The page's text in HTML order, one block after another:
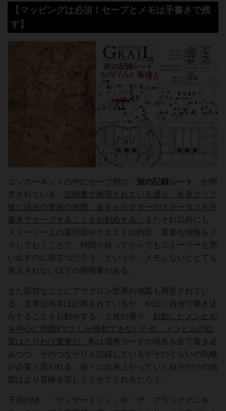
【マッピングは必須！セーブとメモは手書きで残
す】
コンポーネントの中にセーブ用の「 旅の記録シート
」が用
意されている。
説明書で推奨されている通り、各章クリア
後に現在の盤面の状態、各キャラクターのステータスを手
書きでセーブすることをお勧めする。
またそれ以外にも、
ストーリー上の選択肢やクエストの内容、重要な情報をメ
モしておくことで、時間が経ってからでもストーリーを思
い出すのに役立つだろう。というか、メモしないととても
覚えきれないほどの情報量がある。
また親切なことにアヴァロン世界の地図も用意されてい
る。主要な地名は記載されているが、やはり自分で書き込
みすることをお勧めする。上述の通り、
起動した
メンヒル
を中心に周囲9マスしか移動できないため、メンヒルの位
置はとりわけ重要だ。 私は場所カードの地名を全て書き込
みつつ、そのつながりも記録しているがそのぐらいの気概
が必要と思われる。徐々に出来上がっていく自分だけの地
図はより冒険を楽しくさせてくれるだろう。
子供の頃、「ウィザードリィ」や「ザ・ブラックオニキ